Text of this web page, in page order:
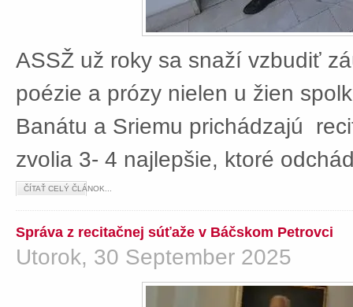
ASSŽ už roky sa snaží vzbudiť
poézie a prózy nielen u žien
Banátu a Sriemu prichádzajú
zvolia 3- 4 najlepšie, ktoré
ČÍTAŤ CELÝ ČLÁNOK...
Správa z recitačnej súťaže v Báčskom Petrovci
Utorok, 30 September 2025